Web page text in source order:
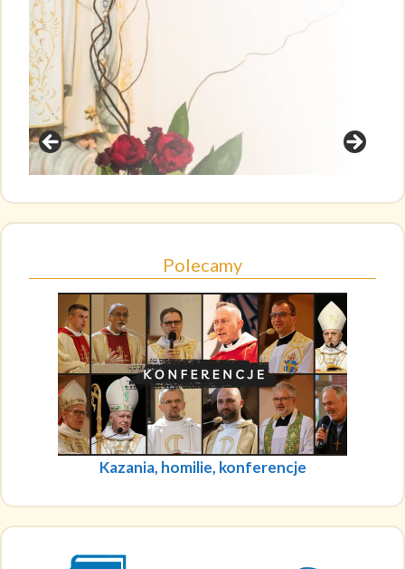
Polecamy
Kazania, homilie, konferencje